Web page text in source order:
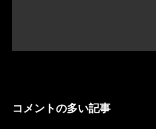
コメントの多い記事